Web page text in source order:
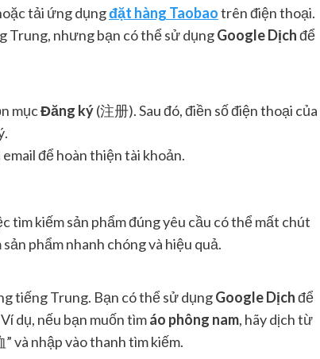
tải ứng dụngđặt hàng Taobaotrên điện thoại.
Trung, nhưng bạn có thể sử dụngGoogle Dịchđể
mụcĐăng ký(注册). Sau đó, điền số điện thoại của
để hoàn thiện tài khoản.
tìm kiếm sản phẩm đúng yêu cầu có thể mất chút
phẩm nhanh chóng và hiệu quả.
tiếng Trung. Bạn có thể sử dụngGoogle Dịchđể
dụ, nếu bạn muốn tìmáo phông nam, hãy dịch từ
và nhập vào thanh tìm kiếm.